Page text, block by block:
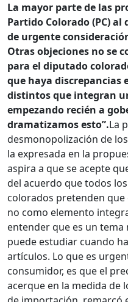
La mayor parte de las
Partido Colorado (PC)
de urgente
Otras objeciones no se
para el diputado
que haya discrepancias
distintos que integran
empezando recién a
dramatizamos esto”.La
desmonopolización de
la expresada en la
aspira a que se acepte
del acuerdo que todos
colorados pretenden
no como elemento
entender que es un
puede estudiar cuando
artículos. Lo que es
consumidor, es que el
acerque en la medida de